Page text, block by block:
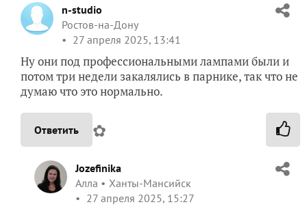
n-studio
Ростов-на-Дону
27 апреля 2025, 13:41
Ну они под профессиональными лампами были и
потом три недели закалялись в парнике, так что не
думаю что это нормально.
Ответить ✿
Jozefinika
Алла
Ханты-Мансийск
27 апреля 2025, 15:27